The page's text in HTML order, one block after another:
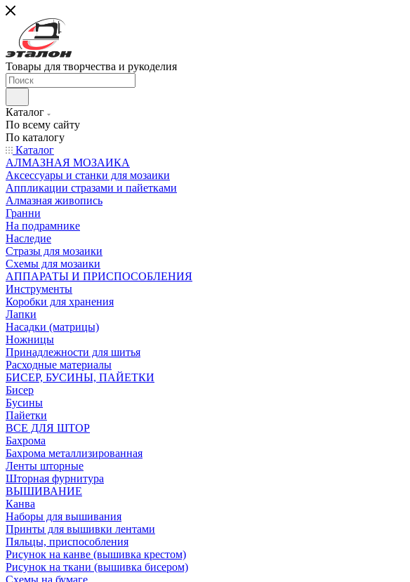
Товары для творчества и рукоделия
Каталог
По всему сайту
По каталогу
Каталог
АЛМАЗНАЯ МОЗАИКА
Аксессуары и станки для мозаики
Аппликации стразами и пайетками
Алмазная живопись
Гранни
На подрамнике
Наследие
Стразы для мозаики
Схемы для мозаики
АППАРАТЫ И ПРИСПОСОБЛЕНИЯ
Инструменты
Коробки для хранения
Лапки
Насадки (матрицы)
Ножницы
Принадлежности для шитья
Расходные материалы
БИСЕР, БУСИНЫ, ПАЙЕТКИ
Бисер
Бусины
Пайетки
ВСЕ ДЛЯ ШТОР
Бахрома
Бахрома металлизированная
Ленты шторные
Шторная фурнитура
ВЫШИВАНИЕ
Канва
Наборы для вышивания
Принты для вышивки лентами
Пяльцы, приспособления
Рисунок на канве (вышивка крестом)
Рисунок на ткани (вышивка бисером)
Схемы на бумаге